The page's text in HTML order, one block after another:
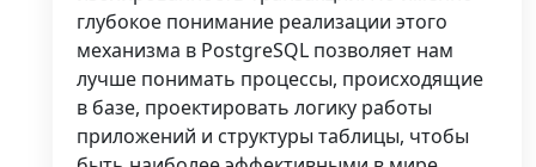
глубокое понимание реализации этого
механизма в PostgreSQL позволяет нам
лучше понимать процессы, происходящие
в базе, проектировать логику работы
приложений и структуры таблицы, чтобы